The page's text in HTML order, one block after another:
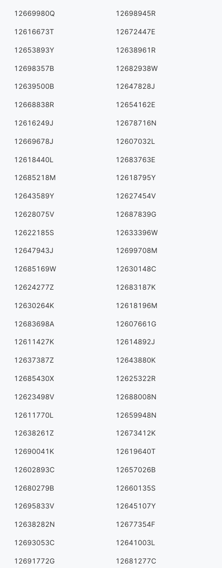
12669980Q 12698945R
12616673T 12672447E
12653893Y 12638961R
12698357B 12682938W
12639500B 12647828J
12668838R 12654162E
12616249J 12678716N
12669678J 12607032L
12618440L 12683763E
12685218M 12618795Y
12643589Y 12627454V
12628075V 12687839G
12622185S 12633396W
12647943J 12699708M
12685169W 12630148C
12624277Z 12683187K
12630264K 12618196M
12683698A 12607661G
12611427K 12614892J
12637387Z 12643880K
12685430X 12625322R
12623498V 12688008N
12611770L 12659948N
12638261Z 12673412K
12690041K 12619640T
12602893C 12657026B
12680279B 12660135S
12695833V 12645107Y
12638282N 12677354F
12693053C 12641003L
12691772G 12681277C